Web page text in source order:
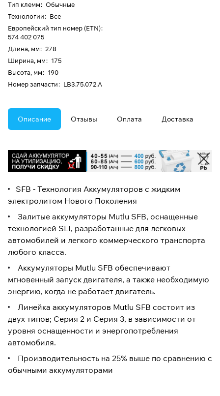
Тип клемм: Обычные
Технологии: Все
Европейский тип номер (ETN):
574 402 075
Длина, мм: 278
Ширина, мм: 175
Высота, мм: 190
Номер запчасти: LB3.75.072.A
Описание Отзывы Оплата Доставка
SFB - Технология Аккумуляторов с жидким
электролитом Нового Поколения
Залитые аккумуляторы Mutlu SFB, оснащенные
технологией SLI, разработанные для легковых
автомобилей и легкого коммерческого транспорта
любого класса.
Аккумуляторы Mutlu SFB обеспечивают
мгновенный запуск двигателя, а также необходимую
энергию, когда не работает двигатель.
Линейка аккумуляторов Mutlu SFB состоит из
двух типов; Серия 2 и Серия 3, в зависимости от
уровня оснащенности и энергопотребления
автомобиля.
Производительность на 25% выше по сравнению с
обычными аккумуляторами